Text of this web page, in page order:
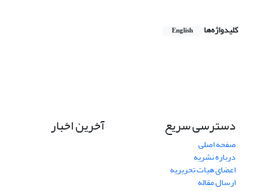
کلیدواژه‌ها English
دسترسی سریع
صفحه اصلی
درباره نشریه
اعضای هیات تحریریه
ارسال مقاله
آخرین اخبار